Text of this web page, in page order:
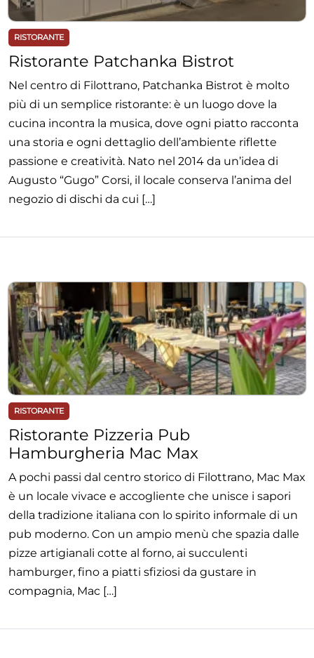
RISTORANTE
Ristorante Patchanka Bistrot
Nel centro di Filottrano, Patchanka Bistrot è molto
più di un semplice ristorante: è un luogo dove la
cucina incontra la musica, dove ogni piatto racconta
una storia e ogni dettaglio dell’ambiente riflette
passione e creatività. Nato nel 2014 da un’idea di
Augusto “Gugo” Corsi, il locale conserva l’anima del
negozio di dischi da cui […]
RISTORANTE
Ristorante Pizzeria Pub
Hamburgheria Mac Max
A pochi passi dal centro storico di Filottrano, Mac Max
è un locale vivace e accogliente che unisce i sapori
della tradizione italiana con lo spirito informale di un
pub moderno. Con un ampio menù che spazia dalle
pizze artigianali cotte al forno, ai succulenti
hamburger, fino a piatti sfiziosi da gustare in
compagnia, Mac […]